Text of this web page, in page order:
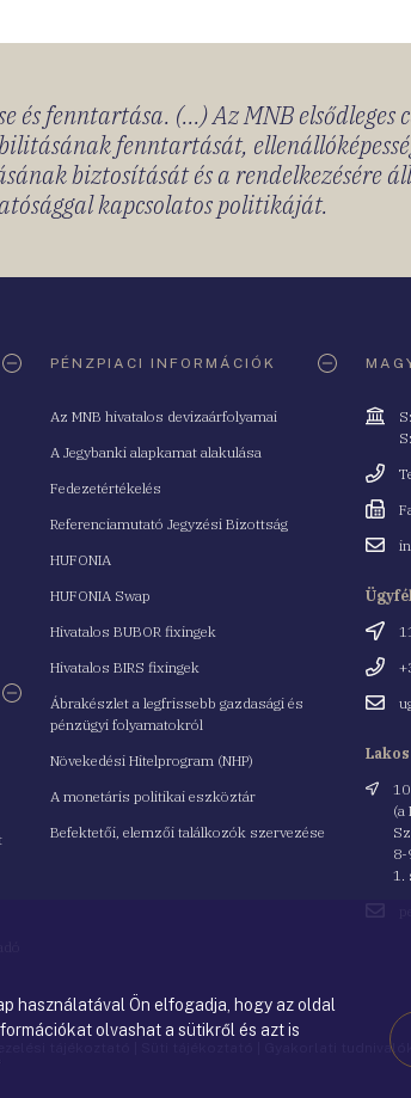
és fenntartása. (...) Az MNB elsődleges
fenntartását,
biztosítását és a rendelkezésére
kapcsolatos politikáját.
PÉNZPIACI INFORMÁCIÓK
Az MNB hivatalos devizaárfolyamai
A Jegybanki alapkamat alakulása
Fedezetértékelés
Referenciamutató Jegyzési Bizottság
HUFONIA
HUFONIA Swap
Hivatalos BUBOR fixingek
Hivatalos BIRS fixingek
Ábrakészlet a legfrissebb gazdasági és
pénzügyi folyamatokról
Növekedési Hitelprogram (NHP)
A monetáris politikai eszköztár
Befektetői, elemzői találkozók szervezése
Cím
Fax
Email
Cím
Email
Cím
(a
8-
1.
tájékoztató Gyakorlati
használatával Ön elfogadja, hogy az oldal
olvashat a sütikről és azt is